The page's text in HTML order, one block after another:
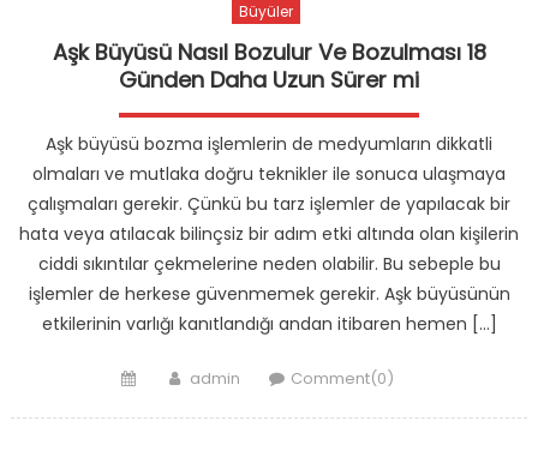
Büyüler
Aşk Büyüsü Nasıl Bozulur Ve Bozulması 18
Günden Daha Uzun Sürer mi
Aşk büyüsü bozma işlemlerin de medyumların dikkatli
olmaları ve mutlaka doğru teknikler ile sonuca ulaşmaya
çalışmaları gerekir. Çünkü bu tarz işlemler de yapılacak bir
hata veya atılacak bilinçsiz bir adım etki altında olan kişilerin
ciddi sıkıntılar çekmelerine neden olabilir. Bu sebeple bu
işlemler de herkese güvenmemek gerekir. Aşk büyüsünün
etkilerinin varlığı kanıtlandığı andan itibaren hemen […]
PostedAuthor
admin Comment(0)